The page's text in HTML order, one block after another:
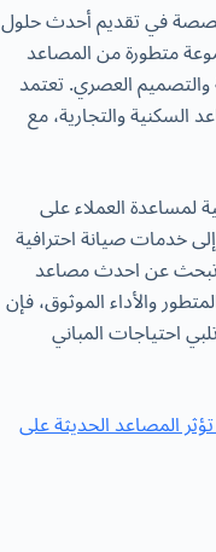
في تقديم أحدث حلول
متطورة من المصاعد
والتصميم العصري. تعتمد
والتجارية، مع
العملاء على
إلى خدمات صيانة احترافية
تبحث عناحدث مصاعد
والأداء الموثوق، فإن
احتياجات المباني
المصاعد الحديثة على